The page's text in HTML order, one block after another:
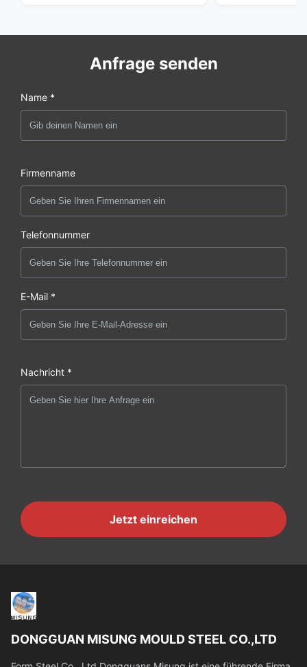
Anfrage senden
Name *
Firmenname
Telefonnummer
E-Mail *
Nachricht *
Jetzt einreichen
DONGGUAN MISUNG MOULD STEEL CO.,LTD